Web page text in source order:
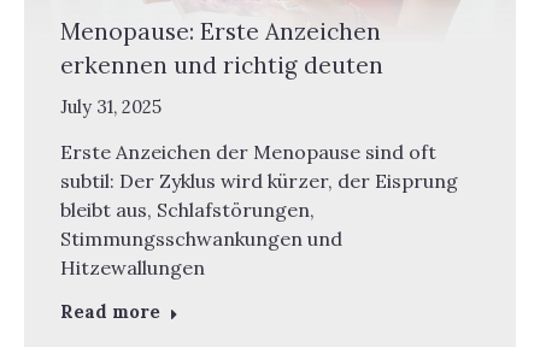
Menopause: Erste Anzeichen
erkennen und richtig deuten
July 31, 2025
Erste Anzeichen der Menopause sind oft
subtil: Der Zyklus wird kürzer, der Eisprung
bleibt aus, Schlafstörungen,
Stimmungsschwankungen und
Hitzewallungen
Read more